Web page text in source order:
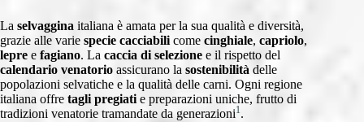
La selvaggina italiana è amata per la sua qualità e diversità,
grazie alle varie specie cacciabili come cinghiale, capriolo,
lepre e fagiano. La caccia di selezione e il rispetto del
calendario venatorio assicurano la sostenibilità delle
popolazioni selvatiche e la qualità delle carni. Ogni regione
italiana offre tagli pregiati e preparazioni uniche, frutto di
tradizioni venatorie tramandate da generazioni1.